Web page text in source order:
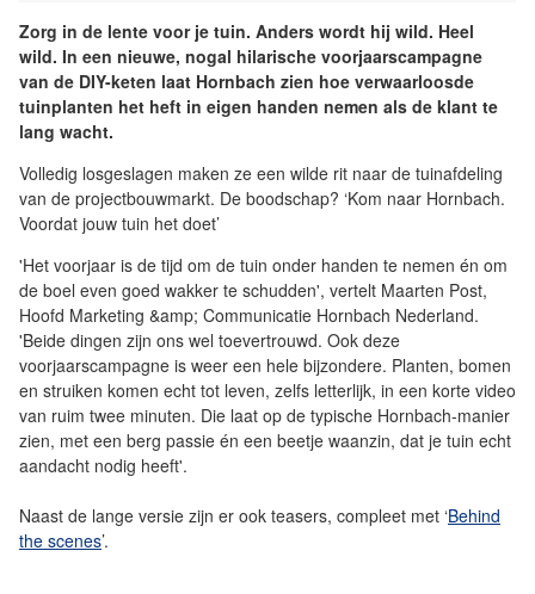
Zorg in de lente voor je tuin. Anders wordt hij wild. Heel
wild. In een nieuwe, nogal hilarische voorjaarscampagne
van de DIY-keten laat Hornbach zien hoe verwaarloosde
tuinplanten het heft in eigen handen nemen als de klant te
lang wacht.
Volledig losgeslagen maken ze een wilde rit naar de tuinafdeling
van de projectbouwmarkt. De boodschap? ‘Kom naar Hornbach.
Voordat jouw tuin het doet’
'Het voorjaar is de tijd om de tuin onder handen te nemen én om
de boel even goed wakker te schudden', vertelt Maarten Post,
Hoofd Marketing &amp; Communicatie Hornbach Nederland.
'Beide dingen zijn ons wel toevertrouwd. Ook deze
voorjaarscampagne is weer een hele bijzondere. Planten, bomen
en struiken komen echt tot leven, zelfs letterlijk, in een korte video
van ruim twee minuten. Die laat op de typische Hornbach-manier
zien, met een berg passie én een beetje waanzin, dat je tuin echt
aandacht nodig heeft'.
Naast de lange versie zijn er ook teasers, compleet met ‘Behind
the scenes’.